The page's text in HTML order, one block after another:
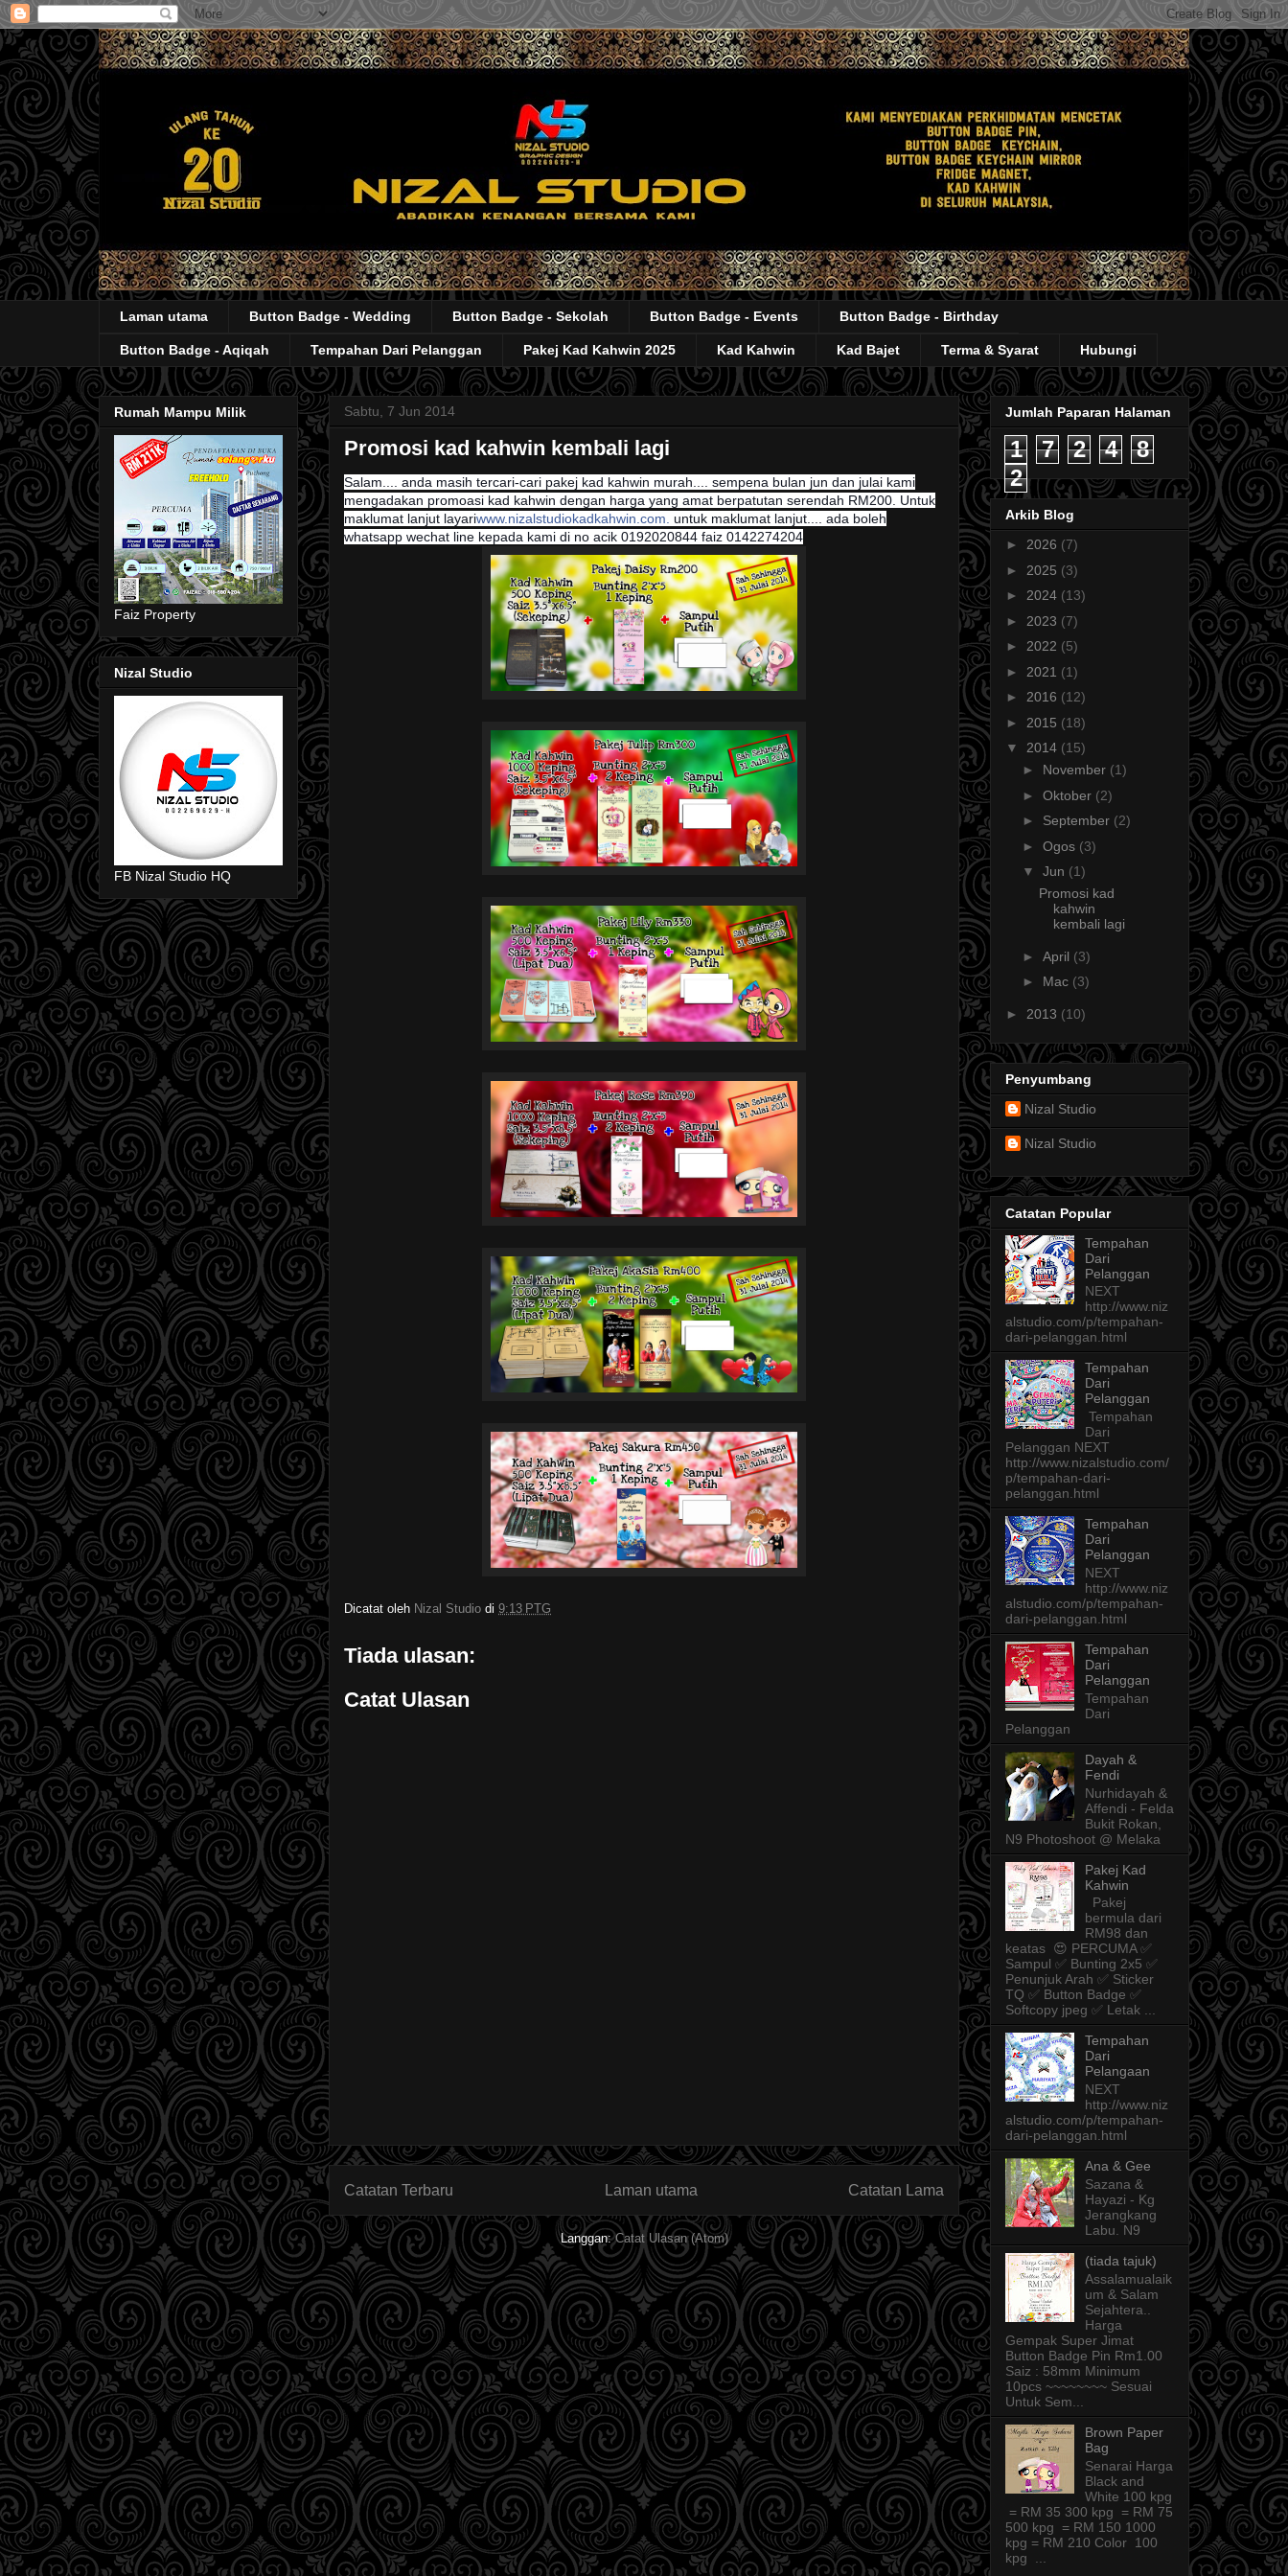
Laman utama Button Badge - Wedding Button Badge - Sekolah Button Badge - Events Button Badge - Birthday
Button Badge - Aqiqah Tempahan Dari Pelanggan Pakej Kad Kahwin 2025 Kad Kahwin Kad Bajet Terma & Syarat Hubungi
Sabtu, 7 Jun 2014
Promosi kad kahwin kembali lagi
Salam.... anda masih tercari-cari pakej kad kahwin murah.... sempena bulan jun dan julai kami
mengadakan promoasi kad kahwin dengan harga yang amat berpatutan serendah RM200. Untuk
maklumat lanjut layariwww.nizalstudiokadkahwin.com.
untuk maklumat lanjut.... ada boleh
whatsapp wechat line kepada kami di no acik 0192020844 faiz 0142274204
Dicatat oleh Nizal Studio di 9:13 PTG
Tiada ulasan:
Catat Ulasan
Catatan Terbaru Catatan Lama
Laman utama
Langgan:Catat Ulasan (Atom)
Rumah Mampu Milik
Faiz Property
Nizal Studio
FB Nizal Studio HQ
Jumlah Paparan Halaman
1 7 2 4
8
2
Arkib Blog
► 2026 (7)
► 2025 (3)
► 2024 (13)
► 2023 (7)
► 2022 (5)
► 2021 (1)
► 2016 (12)
► 2015 (18)
▼ 2014 (15)
► November (1)
► Oktober (2)
► September (2)
► Ogos (3)
▼ Jun (1)
Promosi kad
kahwin
kembali lagi
► April (3)
► Mac (3)
► 2013 (10)
Penyumbang
Nizal Studio
Nizal Studio
Catatan Popular
Tempahan
Dari
Pelanggan
NEXT
http://www.niz
alstudio.com/p/tempahan-
dari-pelanggan.html
Tempahan
Dari
Pelanggan
Tempahan
Dari
Pelanggan NEXT
http://www.nizalstudio.com/
p/tempahan-dari-
pelanggan.html
Tempahan
Dari
Pelanggan
NEXT
http://www.niz
alstudio.com/p/tempahan-
dari-pelanggan.html
Tempahan
Dari
Pelanggan
Tempahan
Dari
Pelanggan
Dayah &
Fendi
Nurhidayah &
Affendi - Felda
Bukit Rokan,
N9 Photoshoot @ Melaka
Pakej Kad
Kahwin
Pakej
bermula dari
RM98 dan
keatas 😍 PERCUMA ✅
Sampul ✅ Bunting 2x5 ✅
Penunjuk Arah ✅ Sticker
TQ ✅ Button Badge ✅
Softcopy jpeg ✅ Letak ...
Tempahan
Dari
Pelangaan
NEXT
http://www.niz
alstudio.com/p/tempahan-
dari-pelanggan.html
Ana & Gee
Sazana &
Hayazi - Kg
Jerangkang
Labu. N9
(tiada tajuk)
Assalamualaik
um & Salam
Sejahtera..
Harga
Gempak Super Jimat
Button Badge Pin Rm1.00
Saiz : 58mm Minimum
10pcs ~~~~~~~~ Sesuai
Untuk Sem...
Brown Paper
Bag
Senarai Harga
Black and
White 100 kpg
= RM 35 300 kpg = RM 75
500 kpg = RM 150 1000
kpg = RM 210 Color 100
kpg ...